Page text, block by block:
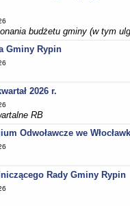
budżetu
RB
budżetu gminy (w tym ulgi,
OCZYSZCZALNI
węgla
budżetu gminy (w tym
Gminy Rypin
2026 r.
RB
Odwoławcze we
Rady Gminy Rypin